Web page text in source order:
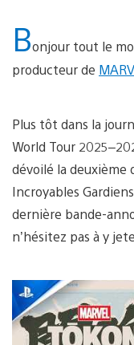
Bonjour tout le
producteur de
Plus tôt dans la
World Tour
dévoilé la deuxième
Incroyables
dernière bande-
n’hésitez pas à y